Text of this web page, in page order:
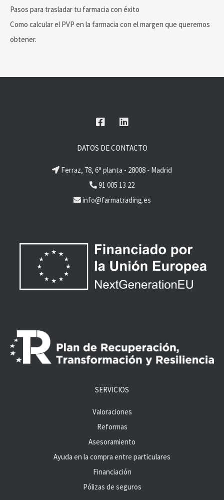
Pasos para trasladar tu farmacia con éxito
Como calcular el PVP en la farmacia con el margen que queremos
obtener.
DATOS DE CONTACTO
Ferraz, 78, 6ª planta - 28008 - Madrid
91 005 13 22
info@farmatrading.es
SERVICIOS
Valoraciones
Reformas
Asesoramiento
Ayuda en la compra entre particulares
Financiación
Pólizas de seguros